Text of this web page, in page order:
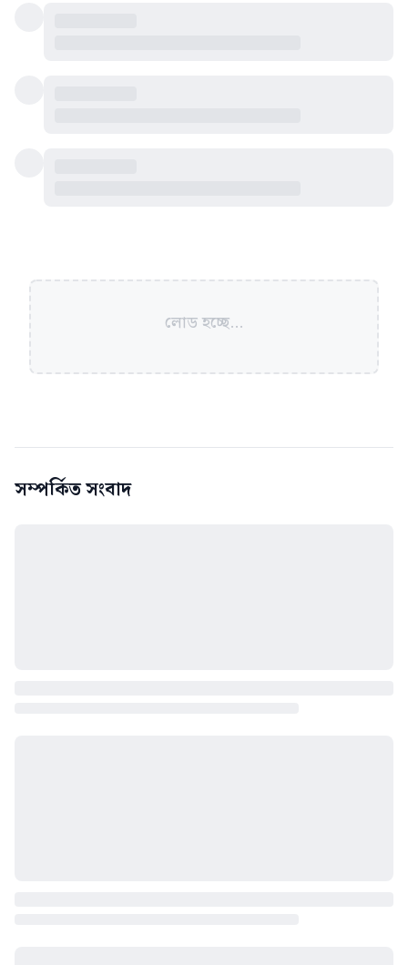
লোড হচ্ছে...
সম্পর্কিত সংবাদ